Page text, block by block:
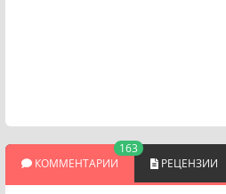
КОММЕНТАРИИ
163
РЕЦЕНЗИИ